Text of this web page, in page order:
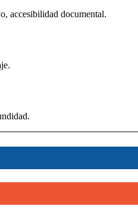
accesibilidad documental.